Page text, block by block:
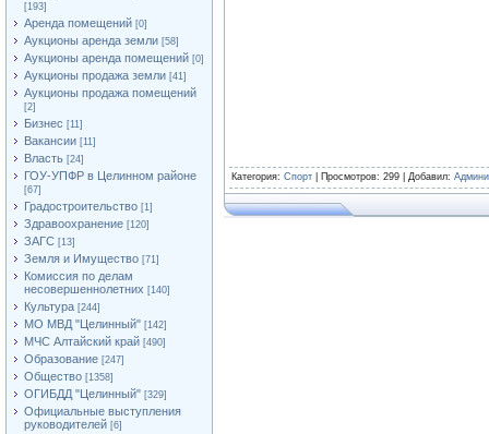
[193]
Аренда помещений [0]
Аукционы аренда земли [58]
Аукционы аренда помещений [0]
Аукционы продажа земли [41]
Аукционы продажа помещений
[2]
Бизнес [11]
Вакансии [11]
Власть [24]
ГОУ-УПФР в Целинном районе
[67]
Градостроительство [1]
Здравоохранение [120]
ЗАГС [13]
Земля и Имущество [71]
Комиссия по делам
несовершеннолетних [140]
Культура [244]
МО МВД "Целинный" [142]
МЧС Алтайский край [490]
Образование [247]
Общество [1358]
ОГИБДД "Целинный" [329]
Официальные выступления
руководителей [6]
Категория: Спорт Просмотров: 299 | Добавил: